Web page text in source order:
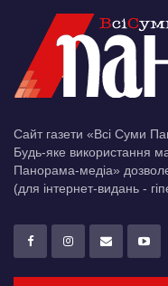
Сайт газети «Всі Суми
Будь-яке використання
Панорама-медіа»
(для інтернет-видань -